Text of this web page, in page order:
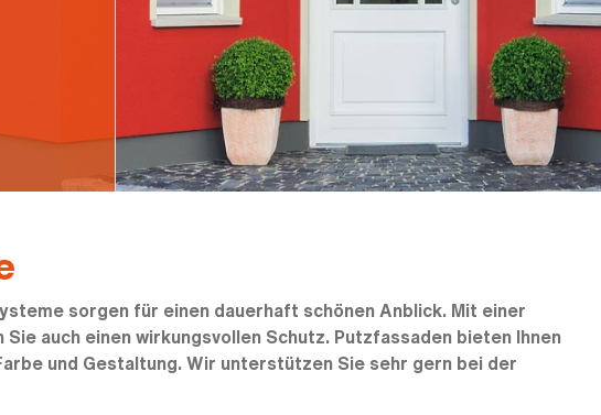
sorgen für einen dauerhaft schönen Anblick. Mit einer
auch einen wirkungsvollen Schutz. Putzfassaden bieten Ihnen
und Gestaltung. Wir unterstützen Sie sehr gern bei der